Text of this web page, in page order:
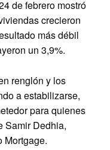
de febrero mostró
crecieron
más débil
un 3,9%.
renglón y los
a estabilizarse,
para quienes
Samir Dedhia,
Mortgage.